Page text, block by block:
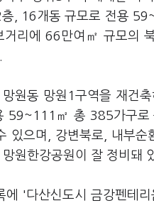
, 16개동 규모로 전용
리에 66만여㎡ 규모의
원동 망원1구역을 재건
59~111㎡ 총 385가구로
있으며, 강변북로, 내부
원한강공원이 잘 정비돼
에 '다산신도시 금강펜테